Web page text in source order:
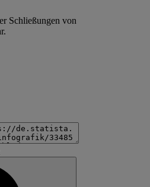
Schließungen von